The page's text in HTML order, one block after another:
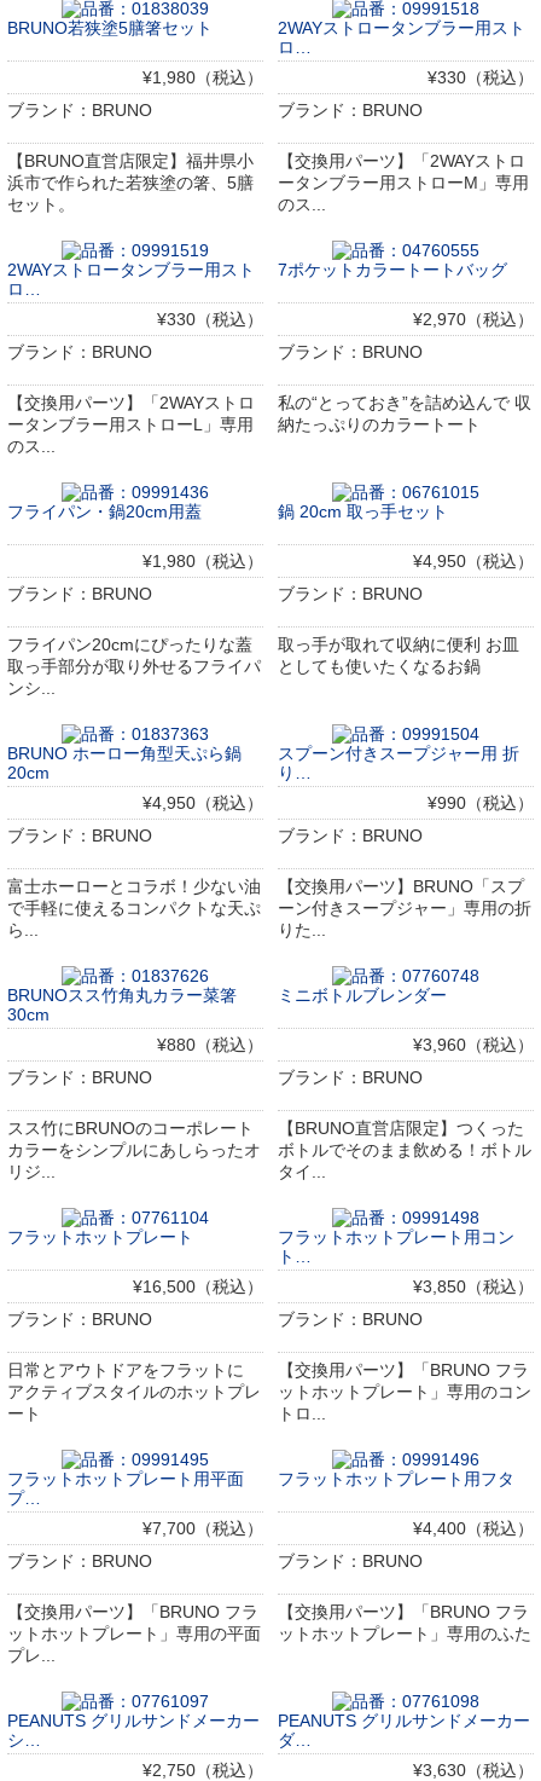
BRUNO若狭塗5膳箸セット
¥1,980（税込）
ブランド：BRUNO
【BRUNO直営店限定】福井県小
浜市で作られた若狭塗の箸、5膳
セット。
2WAYストロータンブラー用スト
ロ…
¥330（税込）
ブランド：BRUNO
【交換用パーツ】「2WAYストロ
ータンブラー用ストローM」専用
のス...
2WAYストロータンブラー用スト
ロ…
¥330（税込）
ブランド：BRUNO
【交換用パーツ】「2WAYストロ
ータンブラー用ストローL」専用
のス...
7ポケットカラートートバッグ
¥2,970（税込）
ブランド：BRUNO
私の“とっておき”を詰め込んで 収
納たっぷりのカラートート
フライパン・鍋20cm用蓋
¥1,980（税込）
ブランド：BRUNO
フライパン20cmにぴったりな蓋
取っ手部分が取り外せるフライパ
ンシ...
鍋 20cm 取っ手セット
¥4,950（税込）
ブランド：BRUNO
取っ手が取れて収納に便利 お皿
としても使いたくなるお鍋
BRUNO ホーロー角型天ぷら鍋
20cm
¥4,950（税込）
ブランド：BRUNO
富士ホーローとコラボ！少ない油
で手軽に使えるコンパクトな天ぷ
ら...
スプーン付きスープジャー用 折
り…
¥990（税込）
ブランド：BRUNO
【交換用パーツ】BRUNO「スプ
ーン付きスープジャー」専用の折
りた...
BRUNOスス竹角丸カラー菜箸
30cm
¥880（税込）
ブランド：BRUNO
スス竹にBRUNOのコーポレート
カラーをシンプルにあしらったオ
リジ...
ミニボトルブレンダー
¥3,960（税込）
ブランド：BRUNO
【BRUNO直営店限定】つくった
ボトルでそのまま飲める！ボトル
タイ...
フラットホットプレート
¥16,500（税込）
ブランド：BRUNO
日常とアウトドアをフラットに
アクティブスタイルのホットプレ
ート
フラットホットプレート用コン
ト…
¥3,850（税込）
ブランド：BRUNO
【交換用パーツ】「BRUNO フラ
ットホットプレート」専用のコン
トロ...
フラットホットプレート用平面
プ…
¥7,700（税込）
ブランド：BRUNO
【交換用パーツ】「BRUNO フラ
ットホットプレート」専用の平面
プレ...
フラットホットプレート用フタ
¥4,400（税込）
ブランド：BRUNO
【交換用パーツ】「BRUNO フラ
ットホットプレート」専用のふた
PEANUTS グリルサンドメーカー
シ…
¥2,750（税込）
PEANUTS グリルサンドメーカー
ダ…
¥3,630（税込）